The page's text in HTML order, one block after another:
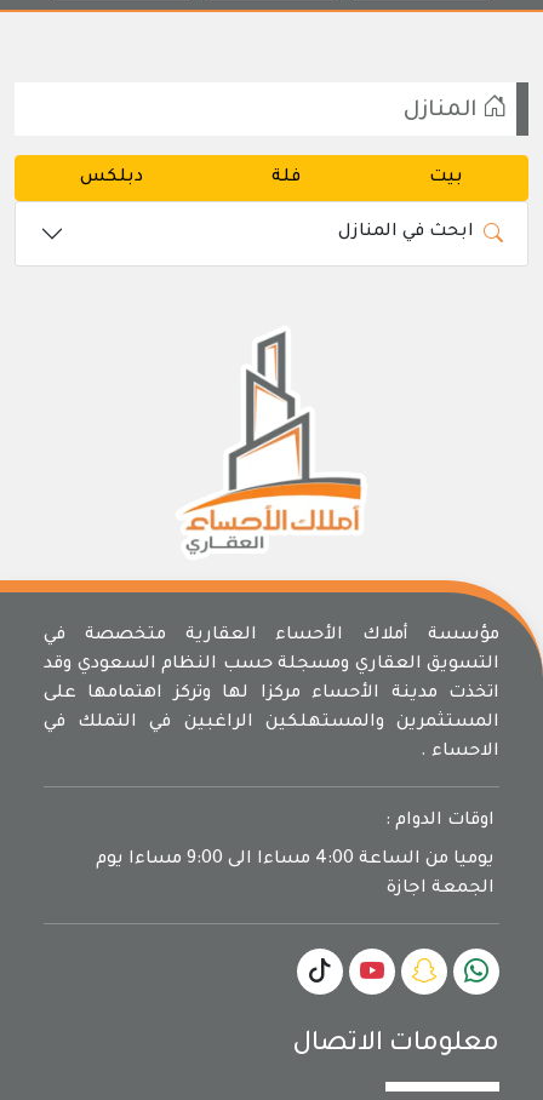
المنازل
بيت فلة دبلكس
ابحث في المنازل
مؤسسة أملاك الأحساء العقارية متخصصة في
التسويق العقاري ومسجلة حسب النظام السعودي وقد
اتخذت مدينة الأحساء مركزا لها وتركز اهتمامها على
المستثمرين والمستهلكين الراغبين في التملك في
الاحساء .
اوقات الدوام :
يوميا من الساعة 4:00 مساءا الى 9:00 مساءا يوم
الجمعة اجازة
معلومات الاتصال